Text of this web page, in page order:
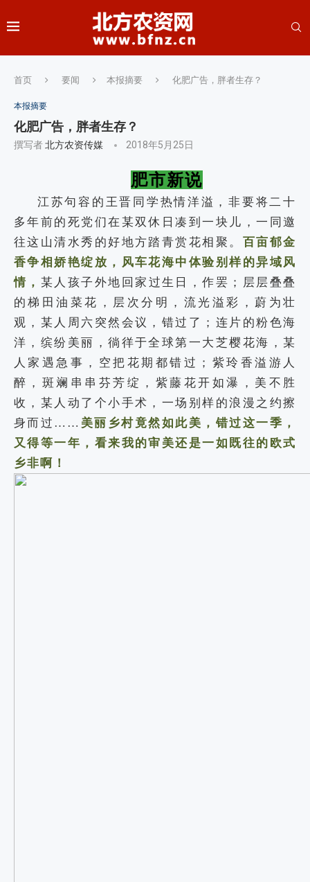
首页 要闻 本报摘要 化肥广告，胖者生存？
本报摘要
化肥广告，胖者生存？
撰写者北方农资传媒 2018年5月25日
肥市新说
江苏句容的王晋同学热情洋溢，非要将二十
多年前的死党们在某双休日凑到一块儿，一同邀
往这山清水秀的好地方踏青赏花相聚。 百亩郁金
香争相娇艳绽放，风车花海中体验别样的异域风
情， 某人孩子外地回家过生日，作罢；层层叠叠
的梯田油菜花，层次分明，流光溢彩，蔚为壮
观，某人周六突然会议，错过了；连片的粉色海
洋，缤纷美丽，徜徉于全球第一大芝樱花海，某
人家遇急事，空把花期都错过；紫玲香溢游人
醉，斑斓串串芬芳绽，紫藤花开如瀑，美不胜
收，某人动了个小手术，一场别样的浪漫之约擦
身而过…… 美丽乡村竟然如此美，错过这一季，
又得等一年，看来我的审美还是一如既往的欧式
乡非啊！